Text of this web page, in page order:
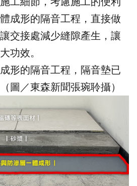
成形的隔音工程，直接做
交接處減少縫隙產生，讓
功效。
形的隔音工程，隔音墊已
圖／東森新聞張琬聆攝）